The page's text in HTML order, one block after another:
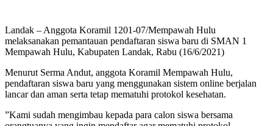
Landak – Anggota Koramil 1201-07/Mempawah Hulu
melaksanakan pemantauan pendaftaran siswa baru di SMAN 1
Mempawah Hulu, Kabupaten Landak, Rabu (16/6/2021)
Menurut Serma Andut, anggota Koramil Mempawah Hulu,
pendaftaran siswa baru yang menggunakan sistem online berjalan
lancar dan aman serta tetap mematuhi protokol kesehatan.
”Kami sudah mengimbau kepada para calon siswa bersama